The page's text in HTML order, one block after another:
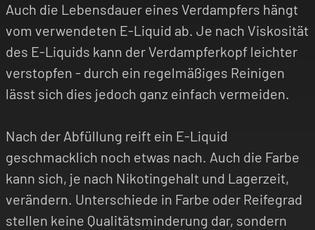
Auch die Lebensdauer eines Verdampfers hängt
vom verwendeten E-Liquid ab. Je nach Viskosität
des E-Liquids kann der Verdampferkopf leichter
verstopfen - durch ein regelmäßiges Reinigen
lässt sich dies jedoch ganz einfach vermeiden.
Nach der Abfüllung reift ein E-Liquid
geschmacklich noch etwas nach. Auch die Farbe
kann sich, je nach Nikotingehalt und Lagerzeit,
verändern. Unterschiede in Farbe oder Reifegrad
stellen keine Qualitätsminderung dar, sondern